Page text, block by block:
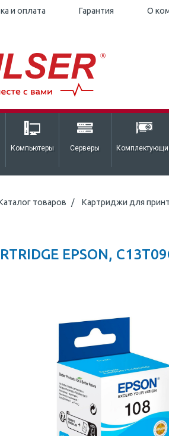
и оплата Гарантия О
Компьютеры Серверы
товаров Картриджи для
EPSON,